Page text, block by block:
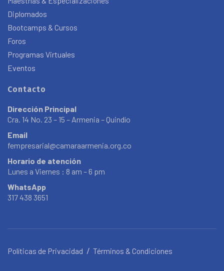
Diplomados
Bootcamps & Cursos
Foros
Programas Virtuales
Eventos
Contacto
Dirección Principal
Cra. 14 No. 23 – 15 – Armenia – Quindío
Email
fempresarial@camaraarmenia.org.co
Horario de atención
Lunes a Viernes : 8 am – 6 pm
WhatsApp
317 438 3651
Políticas de Privacidad Términos & Condiciones